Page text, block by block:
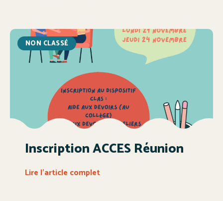
NON CLASSÉ
Inscription ACCES Réunion
Lire l'article complet